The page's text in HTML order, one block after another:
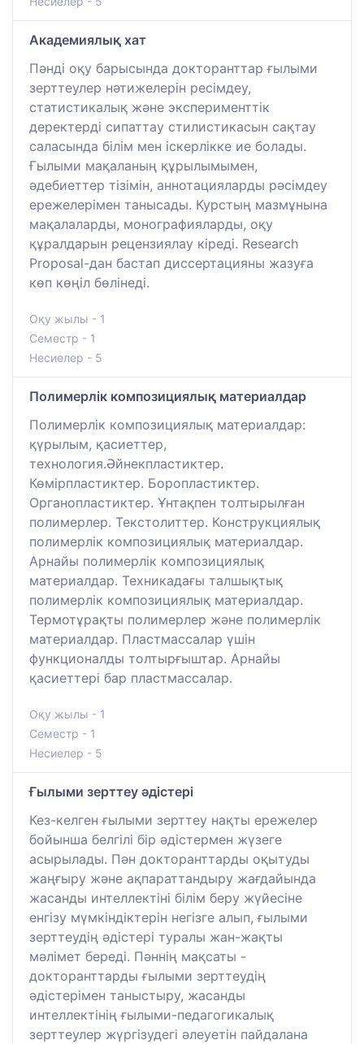
Академиялық хат
Пәнді оқу барысында докторанттар ғылыми
зерттеулер нәтижелерін ресімдеу,
статистикалық және эксперименттік
деректерді сипаттау стилистикасын сақтау
саласында білім мен іскерлікке ие болады.
Ғылыми мақаланың құрылымымен,
әдебиеттер тізімін, аннотацияларды рәсімдеу
ережелерімен танысады. Курстың мазмұнына
мақалаларды, монографияларды, оқу
құралдарын рецензиялау кіреді. Research
Proposal-дан бастап диссертацияны жазуға
көп көңіл бөлінеді.
Оқу жылы - 1
Семестр - 1
Несиелер - 5
Полимерлік композициялық материалдар
Полимерлік композициялық материалдар:
қүрылым, қасиеттер,
технология.Әйнекпластиктер.
Көмірпластиктер. Боропластиктер.
Органопластиктер. Ұнтақпен толтырылған
полимерлер. Текстолиттер. Конструкциялық
полимерлік композициялық материалдар.
Арнайы полимерлік композициялық
материалдар. Техникадағы талшықтық
полимерлік композициялық материалдар.
Термотұрақты полимерлер және полимерлік
материалдар. Пластмассалар үшін
функционалды толтырғыштар. Арнайы
қасиеттері бар пластмассалар.
Оқу жылы - 1
Семестр - 1
Несиелер - 5
Ғылыми зерттеу әдістері
Кез-келген ғылыми зерттеу нақты ережелер
бойынша белгілі бір әдістермен жүзеге
асырылады. Пән докторанттарды оқытуды
жаңғыру және ақпараттандыру жағдайында
жасанды интеллектіні білім беру жүйесіне
енгізу мүмкіндіктерін негізге алып, ғылыми
зерттеудің әдістері туралы жан-жақты
мәлімет береді. Пәннің мақсаты -
докторанттарды ғылыми зерттеудің
әдістерімен таныстыру, жасанды
интеллектінің ғылыми-педагогикалық
зерттеулер жүргізудегі әлеуетін пайдалана